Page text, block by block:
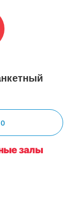
0
залы